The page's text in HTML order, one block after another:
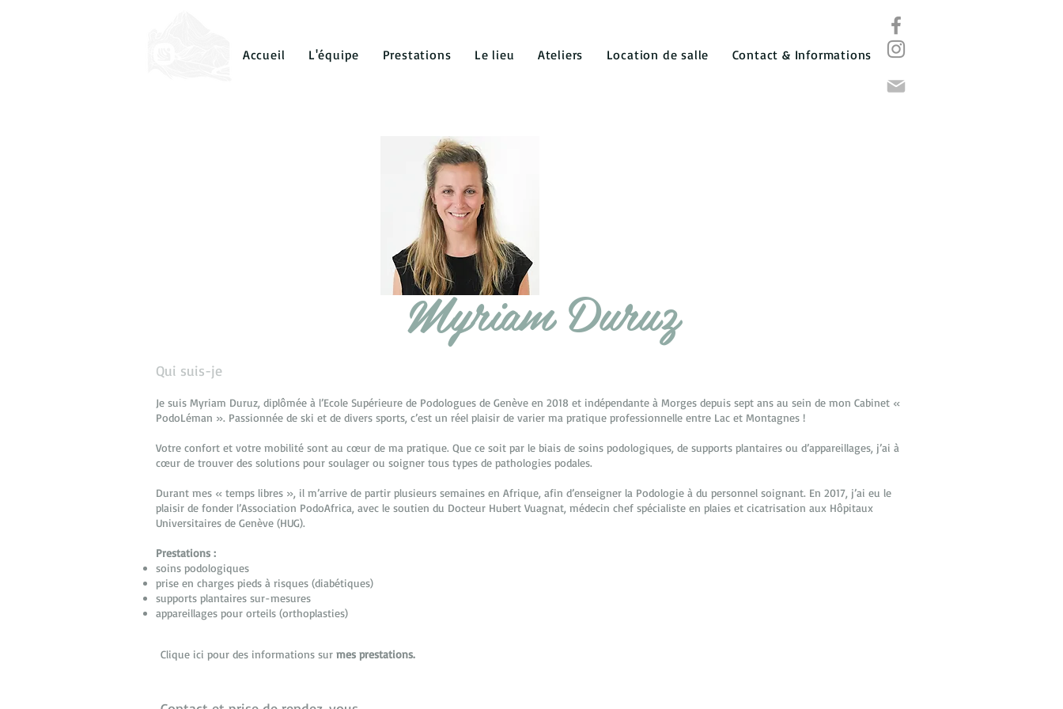
Accueil L'équipe Prestations Le lieu Ateliers Location de salle Contact & Informations
Myriam Duruz
Qui suis-je
Je suis Myriam Duruz, diplômée à l’Ecole Supérieure de Podologues de Genève en 2018 et indépendante à Morges depuis sept ans au sein de mon Cabinet «
PodoLéman ». Passionnée de ski et de divers sports, c’est un réel plaisir de varier ma pratique professionnelle entre Lac et Montagnes !
Votre confort et votre mobilité sont au cœur de ma pratique. Que ce soit par le biais de soins podologiques, de supports plantaires ou d’appareillages, j’ai à
cœur de trouver des solutions pour soulager ou soigner tous types de pathologies podales.
Durant mes « temps libres », il m’arrive de partir plusieurs semaines en Afrique, afin d’enseigner la Podologie à du personnel soignant. En 2017, j’ai eu le
plaisir de fonder l’Association PodoAfrica, avec le soutien du Docteur Hubert Vuagnat, médecin chef spécialiste en plaies et cicatrisation aux Hôpitaux
Universitaires de Genève (HUG).
Prestations :
soins podologiques
prise en charges pieds à risques (diabétiques)
supports plantaires sur-mesures
appareillages pour orteils (orthoplasties)
Clique ici pour des informations sur mes prestations.